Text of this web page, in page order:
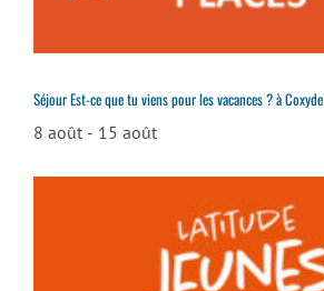
Séjour Est-ce que tu viens pour les vacances ? à Coxyde
8 août - 15 août